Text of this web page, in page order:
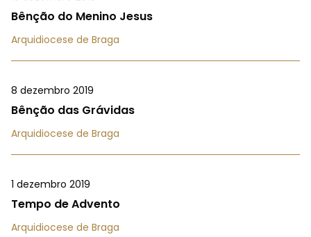
Bênção do Menino Jesus
Arquidiocese de Braga
8 dezembro 2019
Bênção das Grávidas
Arquidiocese de Braga
1 dezembro 2019
Tempo de Advento
Arquidiocese de Braga